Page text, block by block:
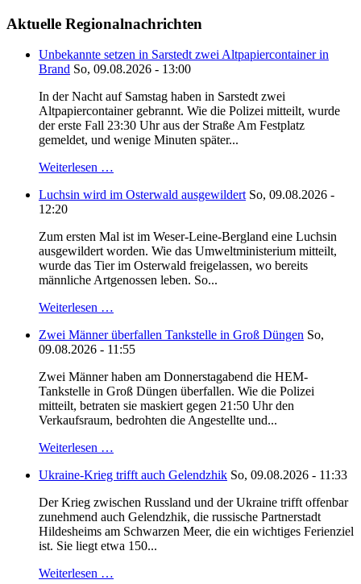
Aktuelle Regionalnachrichten
Unbekannte setzen in Sarstedt zwei Altpapiercontainer in
Brand So, 09.08.2026 - 13:00
In der Nacht auf Samstag haben in Sarstedt zwei
Altpapiercontainer gebrannt. Wie die Polizei mitteilt, wurde
der erste Fall 23:30 Uhr aus der Straße Am Festplatz
gemeldet, und wenige Minuten später...
Weiterlesen …
Luchsin wird im Osterwald ausgewildert So, 09.08.2026 -
12:20
Zum ersten Mal ist im Weser-Leine-Bergland eine Luchsin
ausgewildert worden. Wie das Umweltministerium mitteilt,
wurde das Tier im Osterwald freigelassen, wo bereits
männliche Artgenossen leben. So...
Weiterlesen …
Zwei Männer überfallen Tankstelle in Groß Düngen So,
09.08.2026 - 11:55
Zwei Männer haben am Donnerstagabend die HEM-
Tankstelle in Groß Düngen überfallen. Wie die Polizei
mitteilt, betraten sie maskiert gegen 21:50 Uhr den
Verkaufsraum, bedrohten die Angestellte und...
Weiterlesen …
Ukraine-Krieg trifft auch Gelendzhik So, 09.08.2026 - 11:33
Der Krieg zwischen Russland und der Ukraine trifft offenbar
zunehmend auch Gelendzhik, die russische Partnerstadt
Hildesheims am Schwarzen Meer, die ein wichtiges Ferienziel
ist. Sie liegt etwa 150...
Weiterlesen …